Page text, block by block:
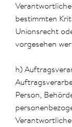
bestimmten
Unionsrecht
vorgesehen
h)
Person,